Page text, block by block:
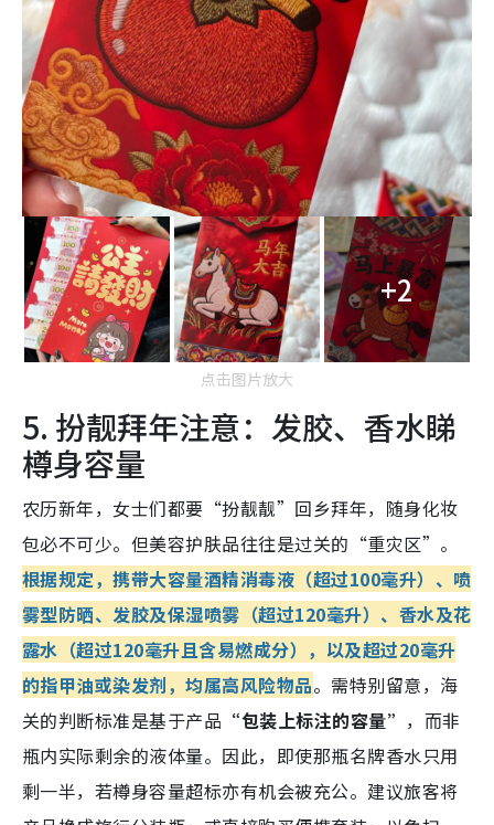
+2
点击图片放大
5. 扮靓拜年注意：发胶、香水睇
樽身容量
农历新年，女士们都要“扮靓靓”回乡拜年，随身化妆
包必不可少。但美容护肤品往往是过关的“重灾区”。
根据规定，携带大容量酒精消毒液（超过100毫升）、喷
雾型防晒、发胶及保湿喷雾（超过120毫升）、香水及花
露水（超过120毫升且含易燃成分），以及超过20毫升
的指甲油或染发剂，均属高风险物品。需特别留意，海
关的判断标准是基于产品 “包装上标注的容量” ，而非
瓶内实际剩余的液体量。因此，即使那瓶名牌香水只用
剩一半，若樽身容量超标亦有机会被充公。建议旅客将